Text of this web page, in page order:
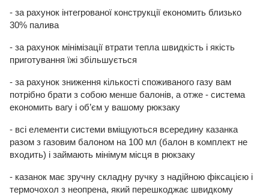
- за рахунок інтегрованої конструкції економить близько
30% палива
- за рахунок мінімізації втрати тепла швидкість і якість
приготування їжі збільшується
- за рахунок зниження кількості споживаного газу вам
потрібно брати з собою менше балонів, а отже - система
економить вагу і об’єм у вашому рюкзаку
- всі елементи системи вміщуються всередину казанка
разом з газовим балоном на 100 мл (балон в комплект не
входить) і займають мінімум місця в рюкзаку
- казанок має зручну складну ручку з надійною фіксацією і
термочохол з неопрена, який перешкоджає швидкому